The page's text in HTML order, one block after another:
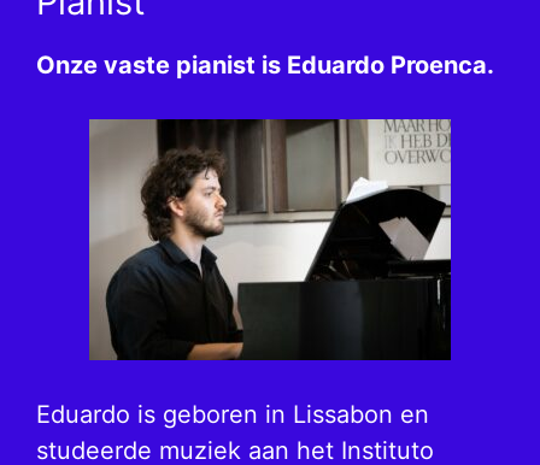
Onze vaste pianist is Eduardo Proenca.
Eduardo is geboren in Lissabon en
studeerde muziek aan het Instituto